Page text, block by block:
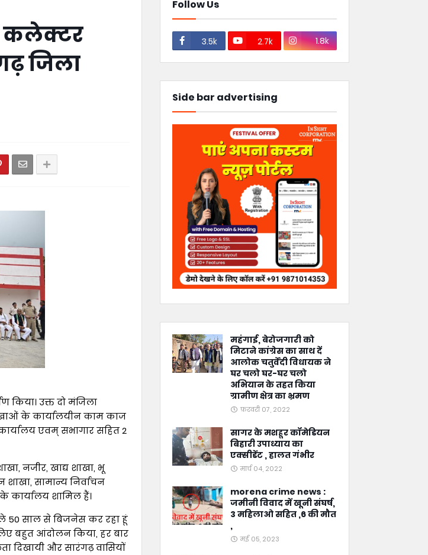
कलेक्टर
जिला
उक्त दो मंजिला
के कार्यालयीन काम काज
एवम् सभागार सहित 2
नजीर, खाद्य शाखा, भू
सामान्य निर्वाचन
कार्यालय शामिल हैं।
50 साल से बिजनेस कर रहा हूं
बहुत आंदोलन किया, हर बार
दिखायी और सारंगढ़ वासियों
Follow Us
3.5k 2.7k 1.8k
Side bar advertising
महंगाई, बेरोजगारी को
मिटाने कांग्रेस का साथ दें
आलोक चतुर्वेदी विधायक ने
घर चलो घर-घर चलो
अभियान के तहत किया
ग्रामीण क्षेत्र का भ्रमण
फ़रवरी 07, 2022
सागर के मशहूर कॉमेडियन
बिहारी उपाध्याय का
एक्सीडेंट , हालत गंभीर
मार्च 04, 2022
morena crime news :
जमीनी विवाद में खूनी संघर्ष,
3 महिलाओ सहित ,6 की मौत
,
मई 05, 2023